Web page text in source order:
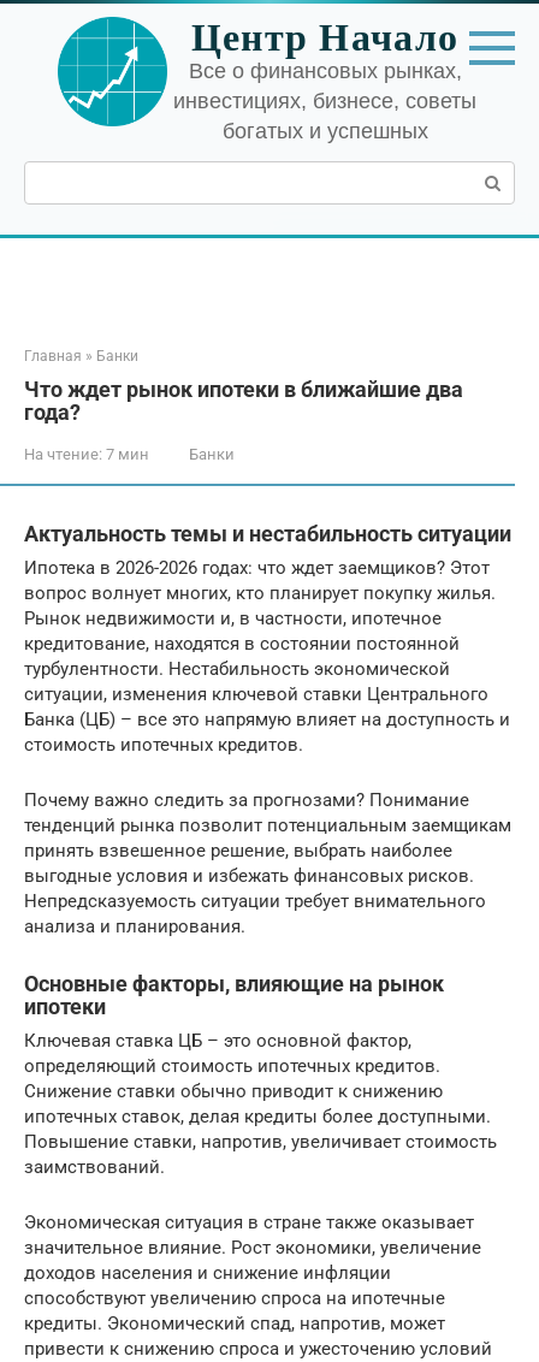
Перейти
контенту
Центр Начало
Все о финансовых рынках,
инвестициях, бизнесе, советы
богатых и успешных
Поиск:
Главная » Банки
Что ждет рынок ипотеки в ближайшие два
года?
На чтение: 7 мин Банки
Актуальность темы и нестабильность ситуации
Ипотека в 2026-2026 годах: что ждет заемщиков? Этот
вопрос волнует многих, кто планирует покупку жилья.
Рынок недвижимости и, в частности, ипотечное
кредитование, находятся в состоянии постоянной
турбулентности. Нестабильность экономической
ситуации, изменения ключевой ставки Центрального
Банка (ЦБ) – все это напрямую влияет на доступность и
стоимость ипотечных кредитов.
Почему важно следить за прогнозами? Понимание
тенденций рынка позволит потенциальным заемщикам
принять взвешенное решение, выбрать наиболее
выгодные условия и избежать финансовых рисков.
Непредсказуемость ситуации требует внимательного
анализа и планирования.
Основные факторы, влияющие на рынок
ипотеки
Ключевая ставка ЦБ – это основной фактор,
определяющий стоимость ипотечных кредитов.
Снижение ставки обычно приводит к снижению
ипотечных ставок, делая кредиты более доступными.
Повышение ставки, напротив, увеличивает стоимость
заимствований.
Экономическая ситуация в стране также оказывает
значительное влияние. Рост экономики, увеличение
доходов населения и снижение инфляции
способствуют увеличению спроса на ипотечные
кредиты. Экономический спад, напротив, может
привести к снижению спроса и ужесточению условий